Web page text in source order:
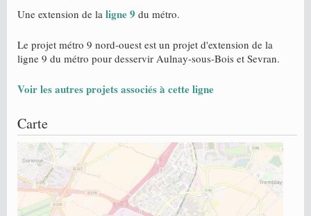
Une extension de la ligne 9 du métro.
Le projet métro 9 nord-ouest est un projet d'extension de la
ligne 9 du métro pour desservir Aulnay-sous-Bois et Sevran.
Voir les autres projets associés à cette ligne
Carte